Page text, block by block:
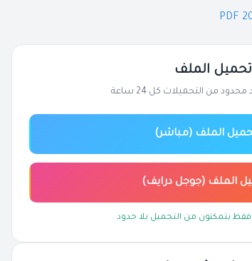
تحميل الملف
من التحميلات كل 24 ساعة
الملف (مباشر)
الملف (جوجل درايف)
يتمكنون من التحميل بلا حدود